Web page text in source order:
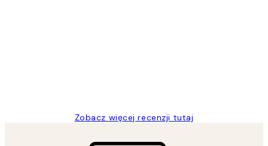
Zobacz więcej recenzji tutaj